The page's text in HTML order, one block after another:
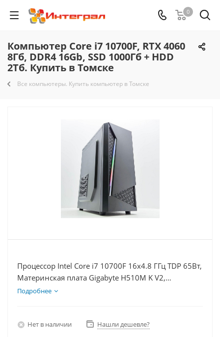
0
Компьютер Core i7 10700F, RTX 4060
8Гб, DDR4 16Gb, SSD 1000Гб + HDD
2Тб. Купить в Томске
Все компьютеры. Купить компьютер в Томске
Процессор Intel Core i7 10700F 16x4.8 ГГц TDP 65Вт,
Материнская плата Gigabyte H510M K V2,
Видеокарта RTX 4060 8Гб, Память DDR4 16Gb,
Подробнее
Нет в наличии Нашли дешевле?